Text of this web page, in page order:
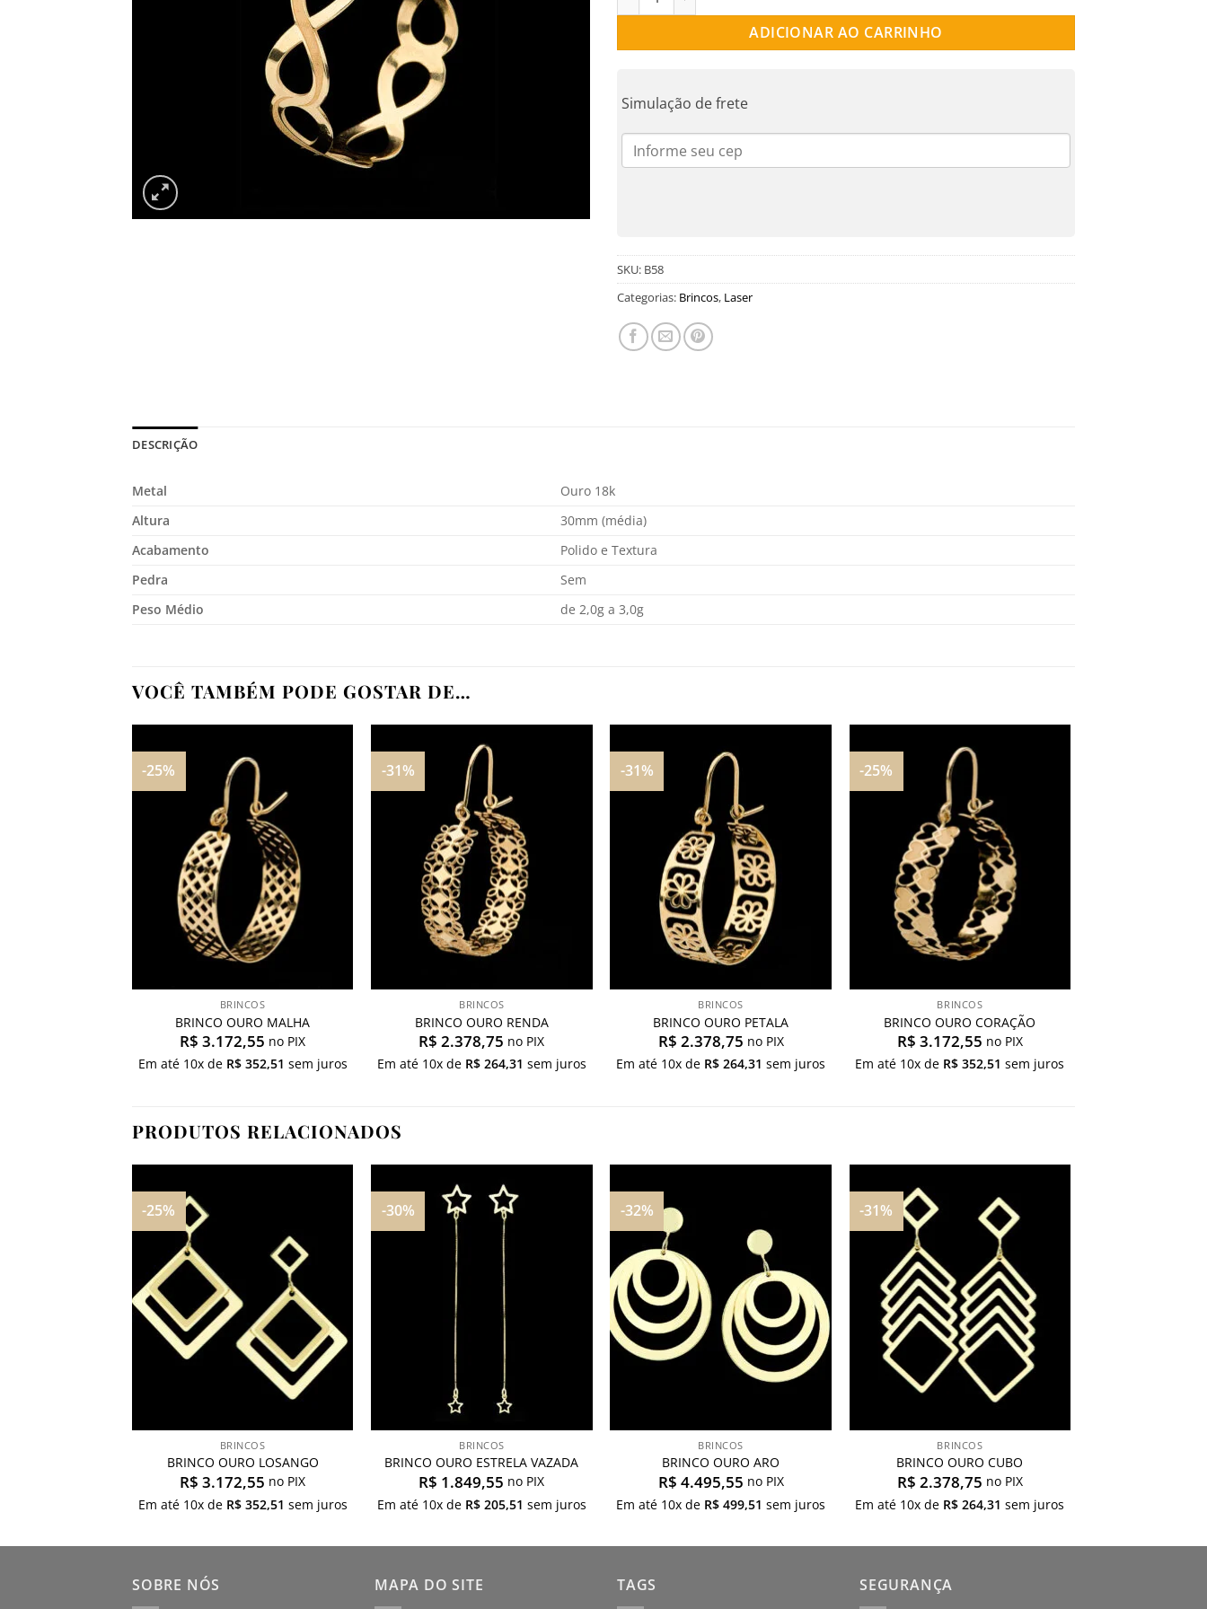
ADICIONAR AO CARRINHO
Simulação de frete
SKU: B58
Categorias: Brincos, Laser
DESCRIÇÃO
Metal
Ouro 18k
Altura
30mm (média)
Acabamento
Polido e Textura
Pedra
Sem
Peso Médio
de 2,0g a 3,0g
VOCÊ TAMBÉM PODE GOSTAR DE…
-25%
BRINCOS
BRINCO OURO MALHA
R$ 3.172,55 no PIX
Em até 10x de R$352,51 sem juros
-31%
BRINCOS
BRINCO OURO RENDA
R$ 2.378,75 no PIX
Em até 10x de R$264,31 sem juros
-31%
BRINCOS
BRINCO OURO PETALA
R$ 2.378,75 no PIX
Em até 10x de R$ 264,31 sem juros
-25%
BRINCOS
BRINCO OURO CORAÇÃO
R$ 3.172,55 no PIX
Em até 10x de R$ 352,51 sem juros
PRODUTOS RELACIONADOS
-25%
desejos
BRINCOS
BRINCO OURO LOSANGO
R$ 3.172,55 no PIX
Em até 10x de R$352,51 sem juros
-30%
BRINCOS
BRINCO OURO ESTRELA VAZADA
R$ 1.849,55 no PIX
Em até 10x de R$205,51 sem juros
-32%
BRINCOS
BRINCO OURO ARO
R$ 4.495,55 no PIX
Em até 10x de R$ 499,51 sem juros
-31%
Adicionar
BRINCOS
BRINCO OURO CUBO
R$ 2.378,75 no PIX
Em até 10x de R$ 264,31 sem juros
SOBRE NÓS MAPA DO SITE TAGS SEGURANÇA